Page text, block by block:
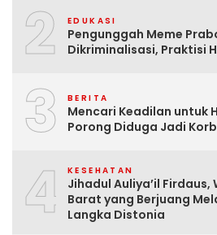
2 EDUKASI
Pengunggah Meme
Dikriminalisasi, Praktisi
3 BERITA
Mencari Keadilan untuk
Porong Diduga Jadi
4 KESEHATAN
Jihadul Auliya’il
Barat yang Berjuang
Langka Distonia